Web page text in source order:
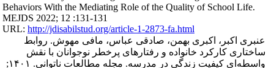
Behaviors With the Mediating Role of the Quality of School Life.
MEJDS 2022; 12 :131-131
URL:http://jdisabilstud.org/article-1-2873-fa.html
عنبری اکبر، اکبری بهمن، صادقی عباس، مافی مهوش. روابط
ساختاری کارکرد خانواده و رفتارهای ‌پرخطر نوجوانان با نقش
واسطه‌ای کیفیت زندگی در مدرسه. مجله مطالعات ناتوانی. ۱۴۰۱;